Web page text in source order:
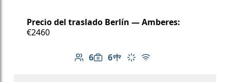
Precio del traslado Berlín — Amberes:
€2460
6
Número de pasajeros: 6
6
Capacidad de equipaje: 6
Mesa en el vehículo
Aire acondicionado
Wi-Fi gratuito